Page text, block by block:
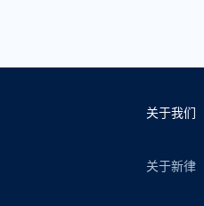
关于我们
关于新律